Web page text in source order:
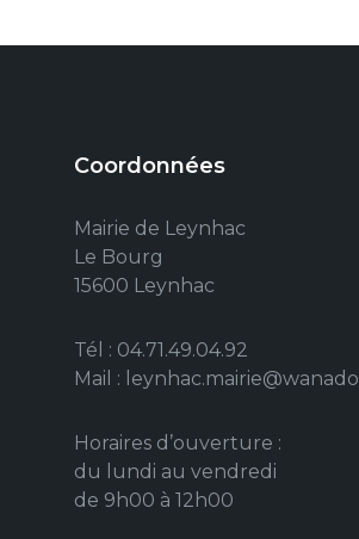
Coordonnées
Mairie de Leynhac
Le Bourg
15600 Leynhac
Tél : 04.71.49.04.92
Mail :
Horaires d’ouverture :
du lundi au vendredi
de 9h00 à 12h00